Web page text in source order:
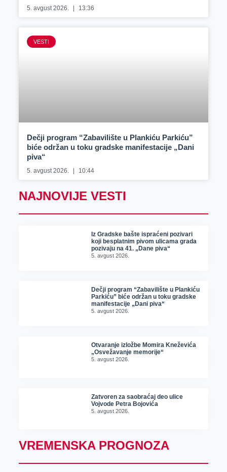
5. avgust 2026. 13:36
VESTI
Dečji program “Zabavilište u Plankiću Parkiću”
biće održan u toku gradske manifestacije „Dani
piva“
5. avgust 2026. 10:44
NAJNOVIJE VESTI
Iz Gradske bašte ispraćeni pozivari
koji besplatnim pivom ulicama grada
pozivaju na 41. „Dane piva“
5. avgust 2026.
Dečji program “Zabavilište u Plankiću
Parkiću” biće održan u toku gradske
manifestacije „Dani piva“
5. avgust 2026.
Otvaranje izložbe Momira Kneževića
„Osvežavanje memorije“
5. avgust 2026.
Zatvoren za saobraćaj deo ulice
Vojvode Petra Bojovića
5. avgust 2026.
VREMENSKA PROGNOZA